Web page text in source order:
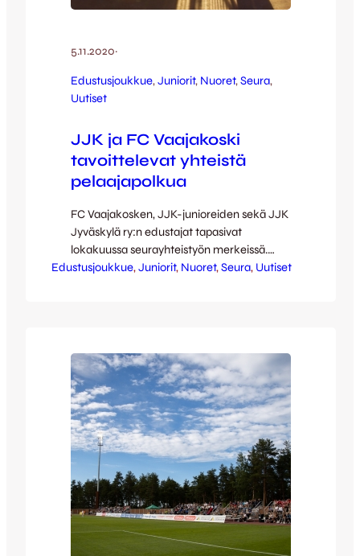
5.11.2020·
Edustusjoukkue, Juniorit, Nuoret, Seura
Uutiset
JJK ja FC Vaajakoski
tavoittelevat yhteistä
pelaajapolkua
FC Vaajakosken, JJK-junioreiden sekä JJK
Jyväskylä ry:n edustajat tapasivat
lokakuussa seurayhteistyön merkeissä.
Seurat päättivät yhteistyön aloittamisesta
jyväskyläläisellä jalkapallolla on paremmat
mahdollisuudet kilpailla kansallisella tasolla,
mikäli seurat pystyvät yhteistyöhön
paikallisesti. Yhteistyön tavoitteena on
helpottaa erityisesti nuorten, kehittyvien
pelaajien…
Edustusjoukkue, Juniorit, Nuoret, Seura, Uutiset